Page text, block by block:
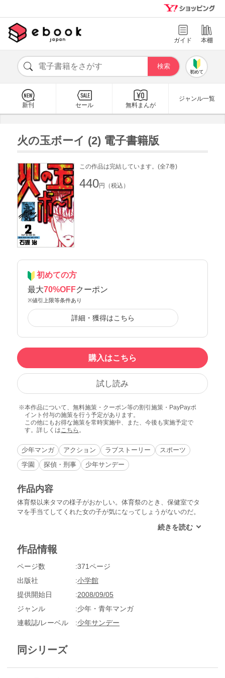
ガイド 本棚
初めて
新刊 セール 無料まんが
ジャンル一覧
火の玉ボーイ (2) 電子書籍版
この作品は完結しています。(全7巻)
440円（税込）
初めての方
最大70%OFFクーポン
※値引上限等条件あり
詳細・獲得はこちら
購入はこちら
試し読み
本作品について、無料施策・クーポン等の割引施策・PayPayポ
イント付与の施策を行う予定があります。
この他にもお得な施策を常時実施中、また、今後も実施予定で
す。詳しくは こちら 。
少年マンガ アクション ラブストーリー
スポーツ
学園
探偵・刑事 少年サンデー
作品内容
体育祭以来タマの様子がおかしい。体育祭のとき、保健室でタ
マを手当てしてくれた女の子が気になってしょうがないのだ。
作品情報
ページ数
371ページ
出版社
小学館
提供開始日
2008/09/05
ジャンル
少年・青年マンガ
連載誌/レーベル
少年サンデー
同シリーズ